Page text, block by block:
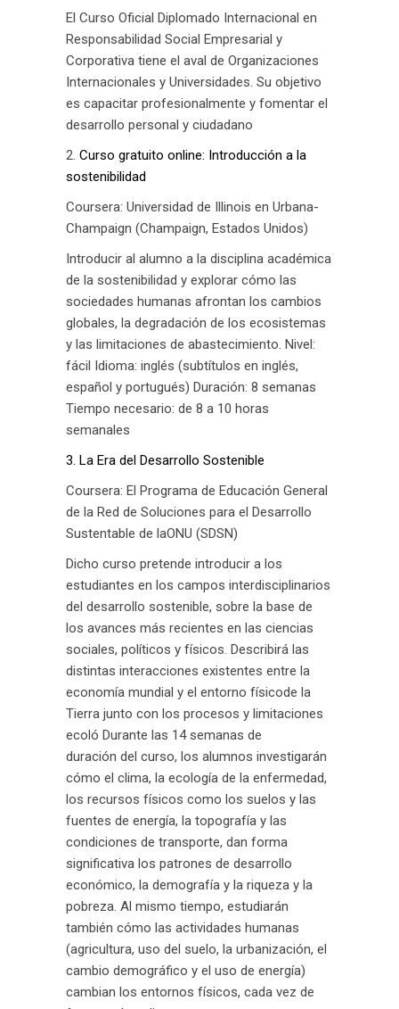
El Curso Oficial Diplomado Internacional en
Responsabilidad Social Empresarial y
Corporativa tiene el aval de Organizaciones
Internacionales y Universidades. Su objetivo
es capacitar profesionalmente y fomentar el
desarrollo personal y ciudadano
2. Curso gratuito online: Introducción a la
sostenibilidad
Coursera: Universidad de Illinois en Urbana-
Champaign (Champaign, Estados Unidos)
Introducir al alumno a la disciplina académica
de la sostenibilidad y explorar cómo las
sociedades humanas afrontan los cambios
globales, la degradación de los ecosistemas
y las limitaciones de abastecimiento. Nivel:
fácil Idioma: inglés (subtítulos en inglés,
español y portugués) Duración: 8 semanas
Tiempo necesario: de 8 a 10 horas
semanales
3. La Era del Desarrollo Sostenible
Coursera: El Programa de Educación General
de la Red de Soluciones para el Desarrollo
Sustentable de laONU (SDSN)
Dicho curso pretende introducir a los
estudiantes en los campos interdisciplinarios
del desarrollo sostenible, sobre la base de
los avances más recientes en las ciencias
sociales, políticos y físicos. Describirá las
distintas interacciones existentes entre la
economía mundial y el entorno físicode la
Tierra junto con los procesos y limitaciones
ecoló Durante las 14 semanas de
duración del curso, los alumnos investigarán
cómo el clima, la ecología de la enfermedad,
los recursos físicos como los suelos y las
fuentes de energía, la topografía y las
condiciones de transporte, dan forma
significativa los patrones de desarrollo
económico, la demografía y la riqueza y la
pobreza. Al mismo tiempo, estudiarán
también cómo las actividades humanas
(agricultura, uso del suelo, la urbanización, el
cambio demográfico y el uso de energía)
cambian los entornos físicos, cada vez de